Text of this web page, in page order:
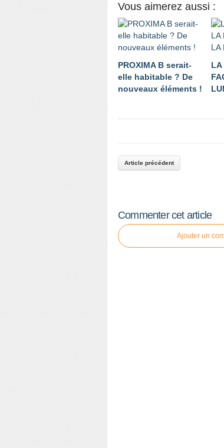
Vous aimerez aussi :
PROXIMA B serait-
elle habitable ? De
nouveaux éléments !
LA
Article précédent
Commenter cet article
Ajouter un